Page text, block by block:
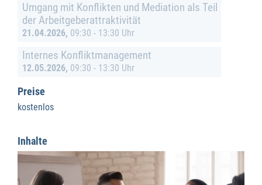
Umgang mit Konflikten und Mediation als Teil
der Arbeitgeberattraktivität
21.04.2026, 09:30 - 13:30 Uhr
Internes Konfliktmanagement
12.05.2026, 09:30 - 13:30 Uhr
Preise
kostenlos
Inhalte